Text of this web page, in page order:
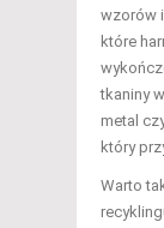
wzorów
które
tkaniny
metal
który
Warto